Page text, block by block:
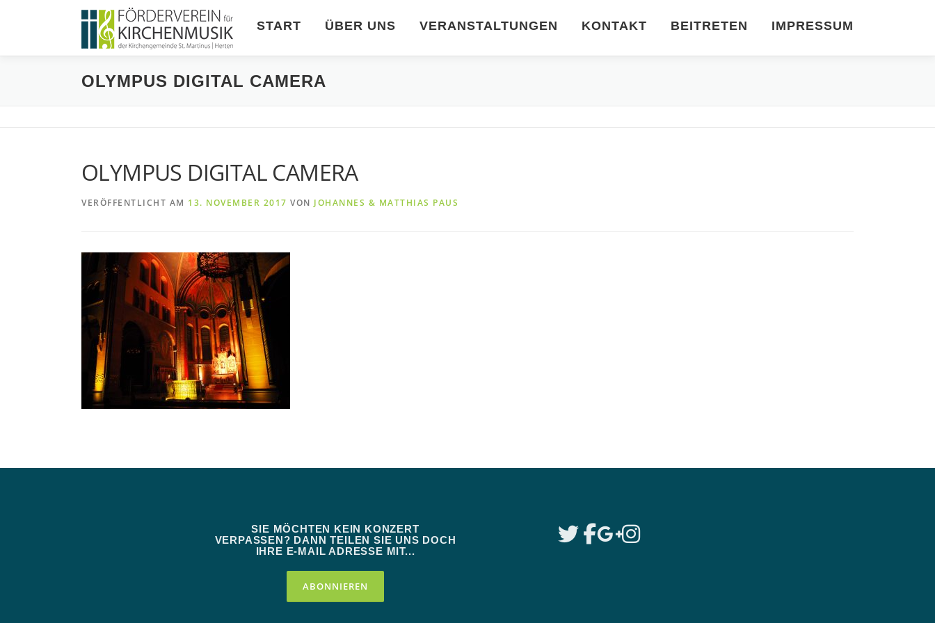
START ÜBER UNS VERANSTALTUNGEN KONTAKT BEITRETEN IMPRESSUM
OLYMPUS DIGITAL CAMERA
OLYMPUS DIGITAL CAMERA
VERÖFFENTLICHT AM 13. NOVEMBER 2017 VON JOHANNES & MATTHIAS PAUS
SIE MÖCHTEN KEIN KONZERT
VERPASSEN? DANN TEILEN SIE UNS DOCH
IHRE E-MAIL ADRESSE MIT...